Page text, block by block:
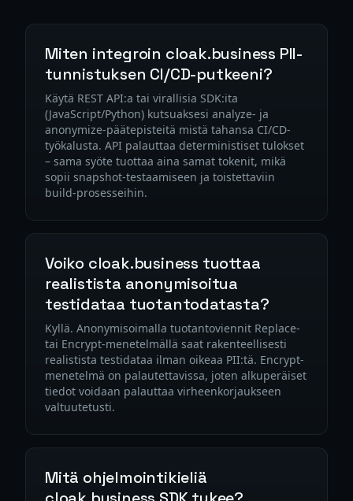
Miten integroin cloak.business PII-
tunnistuksen CI/CD-putkeeni?
Käytä REST API:a tai virallisia SDK:ita
(JavaScript/Python) kutsuaksesi analyze- ja
anonymize-päätepisteitä mistä tahansa CI/CD-
työkalusta. API palauttaa deterministiset tulokset
– sama syöte tuottaa aina samat tokenit, mikä
sopii snapshot-testaamiseen ja toistettaviin
build-prosesseihin.
Voiko cloak.business tuottaa
realistista anonymisoitua
testidataa tuotantodatasta?
Kyllä. Anonymisoimalla tuotantoviennit Replace-
tai Encrypt-menetelmällä saat rakenteellisesti
realistista testidataa ilman oikeaa PII:tä. Encrypt-
menetelmä on palautettavissa, joten alkuperäiset
tiedot voidaan palauttaa virheenkorjaukseen
valtuutetusti.
Mitä ohjelmointikieliä